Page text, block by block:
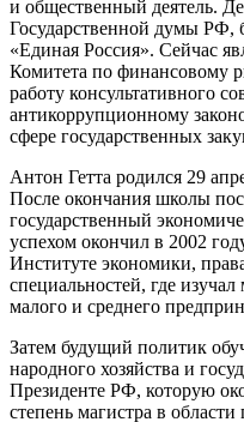
и общественный деятель.
Государственной думы РФ,
«Единая Россия». Сейчас
Комитета по финансовому
работу консультативного
антикоррупционному
сфере государственных
Антон Гетта родился 29
После окончания школы
государственный
успехом окончил в 2002
Институте экономики,
специальностей, где
малого и среднего
Затем будущий политик
народного хозяйства и
Президенте РФ, которую
степень магистра в области